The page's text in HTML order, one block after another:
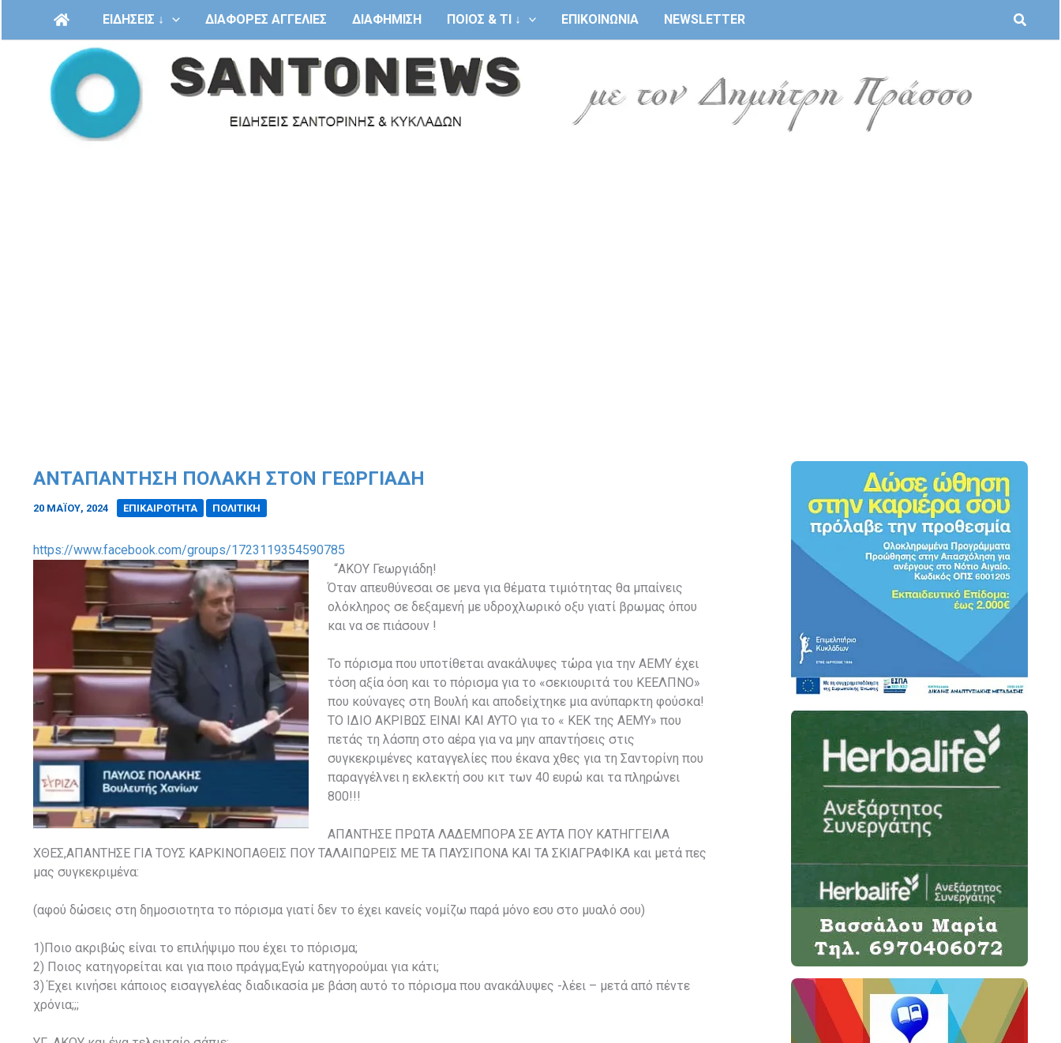
ΕΙΔΗΣΕΙΣ ↓ ΔΙΑΦΟΡΕΣ ΑΓΓΕΛΙΕΣ ΔΙΑΦΗΜΙΣΗ ΠΟΙΟΣ & ΤΙ ↓ ΕΠΙΚΟΙΝΩΝΙΑ NEWSLETTER
ΑΝΤΑΠΆΝΤΗΣΗ ΠΟΛΆΚΗ ΣΤΟΝ ΓΕΩΡΓΙΆΔΗ
20 ΜΑΪ́ΟΥ, 2024 ΕΠΙΚΑΙΡΟΤΗΤΑ ΠΟΛΙΤΙΚΗ
https://www.facebook.com/groups/1723119354590785
“ΑΚΟΥ Γεωργιάδη!
Όταν απευθύνεσαι σε μενα για θέματα τιμιότητας θα μπαίνεις
ολόκληρος σε δεξαμενή με υδροχλωρικό οξυ γιατί βρωμας όπου
και να σε πιάσουν !
Το πόρισμα που υποτίθεται ανακάλυψες τώρα για την ΑΕΜΥ έχει
τόση αξία όση και το πόρισμα για το «σεκιουριτά του ΚΕΕΛΠΝΟ»
που κούναγες στη Βουλή και αποδείχτηκε μια ανύπαρκτη φούσκα!
ΤΟ ΙΔΙΟ ΑΚΡΙΒΩΣ ΕΙΝΑΙ ΚΑΙ ΑΥΤΟ για το « ΚΕΚ της ΑΕΜΥ» που
πετάς τη λάσπη στο αέρα για να μην απαντήσεις στις
συγκεκριμένες καταγγελίες που έκανα χθες για τη Σαντορίνη που
παραγγέλνει η εκλεκτή σου κιτ των 40 ευρώ και τα πληρώνει
800!!!
ΑΠΑΝΤΗΣΕ ΠΡΩΤΑ ΛΑΔΕΜΠΟΡΑ ΣΕ ΑΥΤΑ ΠΟΥ ΚΑΤΗΓΓΕΙΛΑ
ΧΘΕΣ,ΑΠΑΝΤΗΣΕ ΓΙΑ ΤΟΥΣ ΚΑΡΚΙΝΟΠΑΘΕΙΣ ΠΟΥ ΤΑΛΑΙΠΩΡΕΙΣ ΜΕ ΤΑ ΠΑΥΣΙΠΟΝΑ ΚΑΙ ΤΑ ΣΚΙΑΓΡΑΦΙΚΑ και μετά πες
μας συγκεκριμένα:
(αφού δώσεις στη δημοσιοτητα το πόρισμα γιατί δεν το έχει κανείς νομίζω παρά μόνο εσυ στο μυαλό σου)
1)Ποιο ακριβώς είναι το επιλήψιμο που έχει το πόρισμα;
2) Ποιος κατηγορείται και για ποιο πράγμα;Εγώ κατηγορούμαι για κάτι;
3) Έχει κινήσει κάποιος εισαγγελέας διαδικασία με βάση αυτό το πόρισμα που ανακάλυψες -λέει – μετά από πέντε
χρόνια;;;